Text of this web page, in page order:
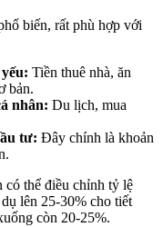
biến, rất phù hợp với
Tiền thuê nhà, ăn
bản.
nhân: Du lịch, mua
tư: Đây chính là khoản
thể điều chỉnh tỷ lệ
lên 25-30% cho tiết
còn 20-25%.